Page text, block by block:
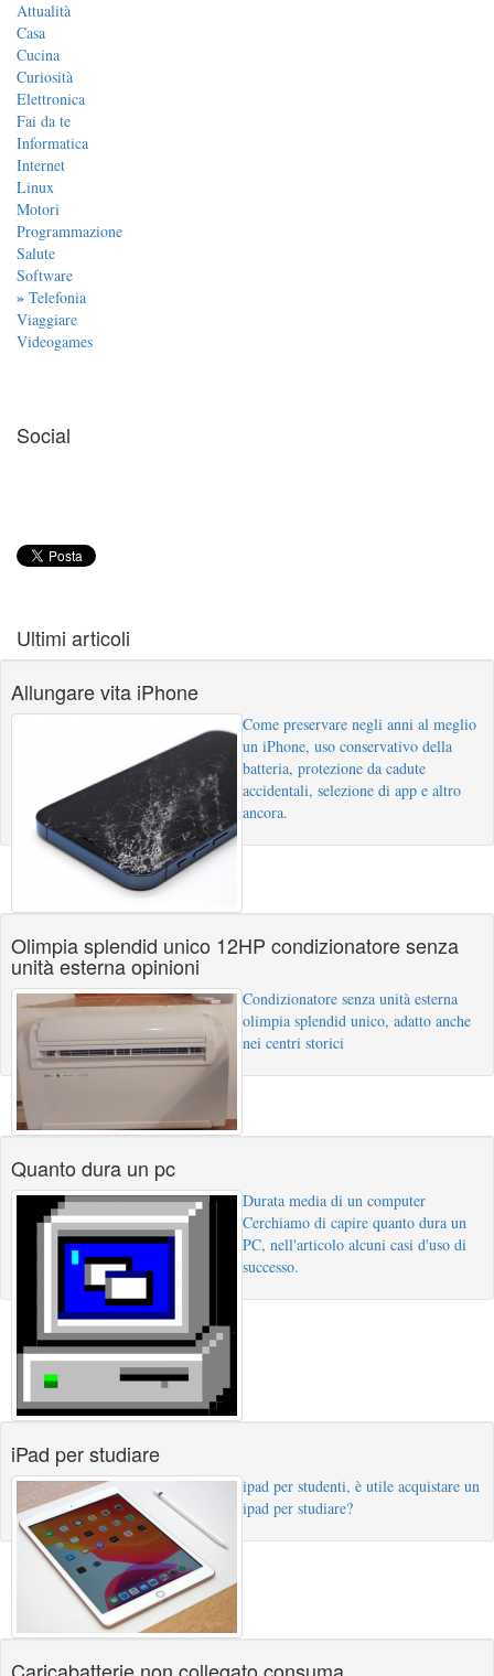
Attualità
Casa
Cucina
Curiosità
Elettronica
Fai da te
Informatica
Internet
Linux
Motori
Programmazione
Salute
Software
» Telefonia
Viaggiare
Videogames
Social
Ultimi articoli
Allungare vita iPhone
Come preservare negli anni al meglio
un iPhone, uso conservativo della
batteria, protezione da cadute
accidentali, selezione di app e altro
ancora.
Olimpia splendid unico 12HP condizionatore senza
unità esterna opinioni
Condizionatore senza unità esterna
olimpia splendid unico, adatto anche
nei centri storici
Quanto dura un pc
Durata media di un computer
Cerchiamo di capire quanto dura un
PC, nell'articolo alcuni casi d'uso di
successo.
iPad per studiare
ipad per studenti, è utile acquistare un
ipad per studiare?